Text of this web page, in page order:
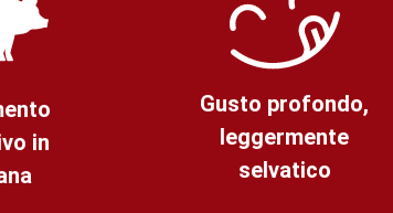
in
Gusto profondo,
leggermente
selvatico